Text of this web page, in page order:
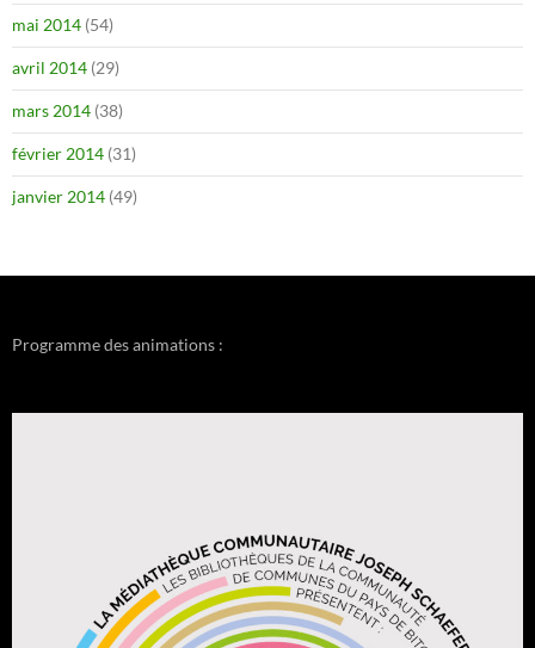
mai 2014 (54)
avril 2014 (29)
mars 2014 (38)
février 2014 (31)
janvier 2014 (49)
Programme des animations :